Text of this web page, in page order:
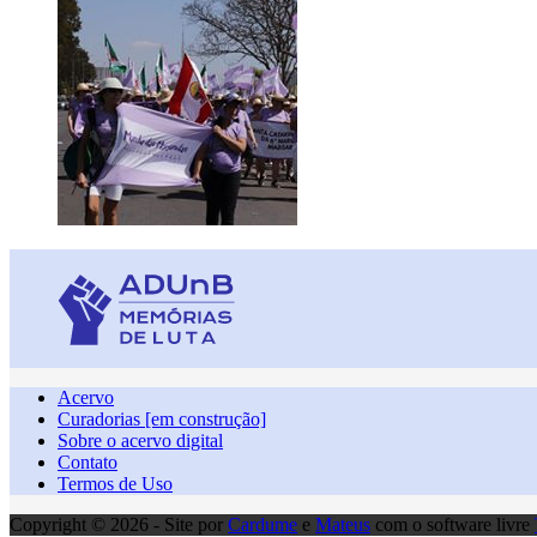
Acervo
Curadorias [em construção]
Sobre o acervo digital
Contato
Termos de Uso
Copyright © 2026 - Site por Cardume e Mateus com o software livre